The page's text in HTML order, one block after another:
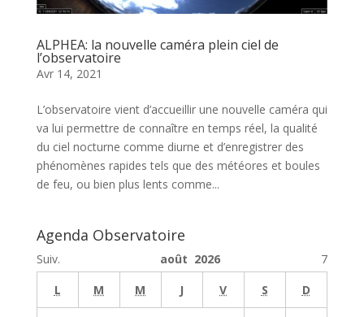
ALPHEA: la nouvelle caméra plein ciel de
l’observatoire
Avr 14, 2021
L’observatoire vient d’accueillir une nouvelle caméra qui
va lui permettre de connaître en temps réel, la qualité
du ciel nocturne comme diurne et d’enregistrer des
phénomènes rapides tels que des météores et boules
de feu, ou bien plus lents comme...
Agenda Observatoire
Suiv. 7
août 2026
L
M M J V S D